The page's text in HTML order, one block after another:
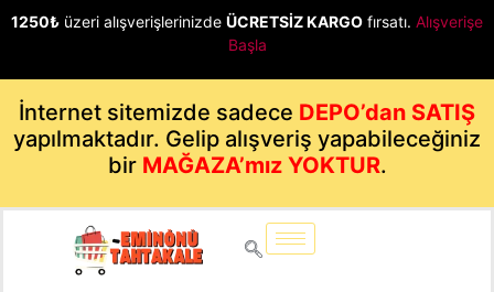
1250₺ üzeri alışverişlerinizde ÜCRETSİZ KARGO fırsatı. Alışverişe
Başla
İnternet sitemizde sadece DEPO’dan SATIŞ
yapılmaktadır. Gelip alışveriş yapabileceğiniz
bir MAĞAZA’mız YOKTUR.